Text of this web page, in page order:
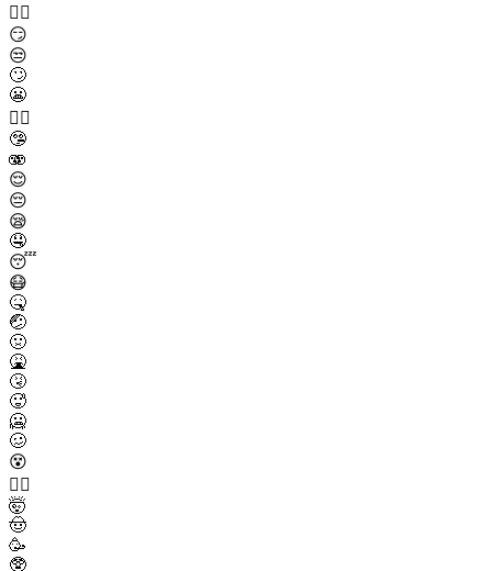
😶‍🌫️
😏
😒
🙄
😬
😮‍💨
🤥
🫨
😌
😔
😪
🤤
😴
😷
🤒
🤕
🤢
🤮
🤧
🥵
🥶
🥴
😵
😵‍💫
🤯
🤠
🥳
🥸